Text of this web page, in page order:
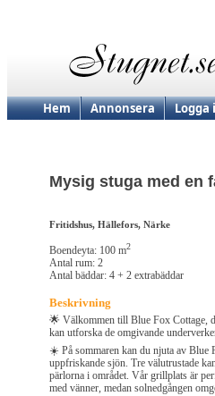
Hem Annonsera Logga
Mysig stuga med en
Fritidshus, Hällefors, Närke
Boendeyta: 100 m2
Antal rum: 2
Antal bäddar: 4 + 2 extrabäddar
Beskrivning
🌟 Välkommen till Blue Fox Cottage,
kan utforska de omgivande
☀️ På sommaren kan du njuta av Blue
uppfriskande sjön. Tre välutrustade
pärlorna i området. Vår grillplats är
med vänner, medan solnedgången